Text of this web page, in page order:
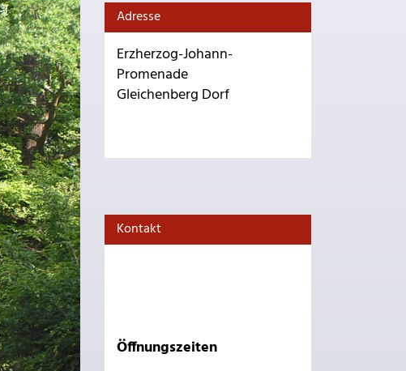
Adresse
Erzherzog-Johann-
Promenade
Gleichenberg Dorf
Kontakt
Öffnungszeiten